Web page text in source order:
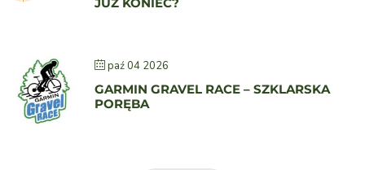
paź 04 2026
GARMIN GRAVEL RACE – SZKLARSKA
PORĘBA